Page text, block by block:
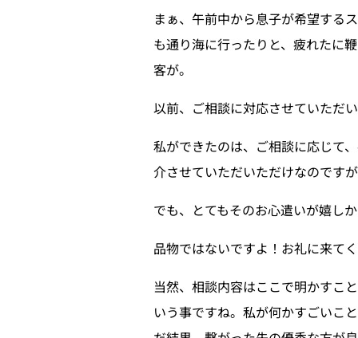
まぁ、午前中から息子が希望する
も通り海に行ったりと、疲れたに
客が。
以前、ご相談に対応させていただ
私ができたのは、ご相談に応じて
介させていただいただけなのです
でも、とてもそのお心遣いが嬉し
品物ではないですよ！お礼に来て
当然、相談内容はここで明かすこ
いう事ですね。私が何かすごいこ